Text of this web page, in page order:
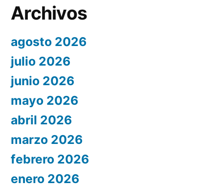
Archivos
agosto 2026
julio 2026
junio 2026
mayo 2026
abril 2026
marzo 2026
febrero 2026
enero 2026